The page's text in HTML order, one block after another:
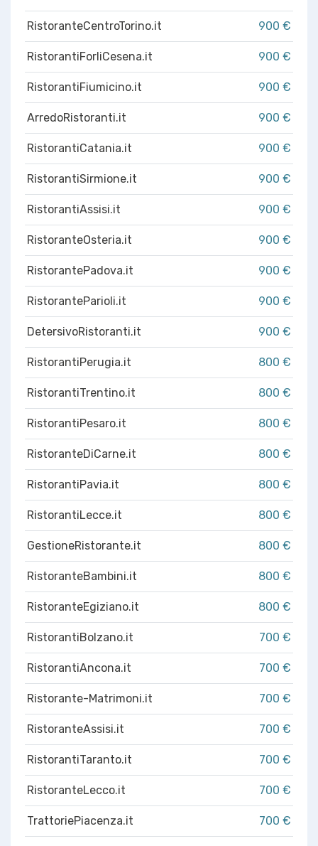
RistoranteCentroTorino.it 900 €
RistorantiForliCesena.it 900 €
RistorantiFiumicino.it 900 €
ArredoRistoranti.it 900 €
RistorantiCatania.it 900 €
RistorantiSirmione.it 900 €
RistorantiAssisi.it 900 €
RistoranteOsteria.it 900 €
RistorantePadova.it 900 €
RistoranteParioli.it 900 €
DetersivoRistoranti.it 900 €
RistorantiPerugia.it 800 €
RistorantiTrentino.it 800 €
RistorantiPesaro.it 800 €
RistoranteDiCarne.it 800 €
RistorantiPavia.it 800 €
RistorantiLecce.it 800 €
GestioneRistorante.it 800 €
RistoranteBambini.it 800 €
RistoranteEgiziano.it 800 €
RistorantiBolzano.it 700 €
RistorantiAncona.it 700 €
Ristorante-Matrimoni.it 700 €
RistoranteAssisi.it 700 €
RistorantiTaranto.it 700 €
RistoranteLecco.it 700 €
TrattoriePiacenza.it 700 €